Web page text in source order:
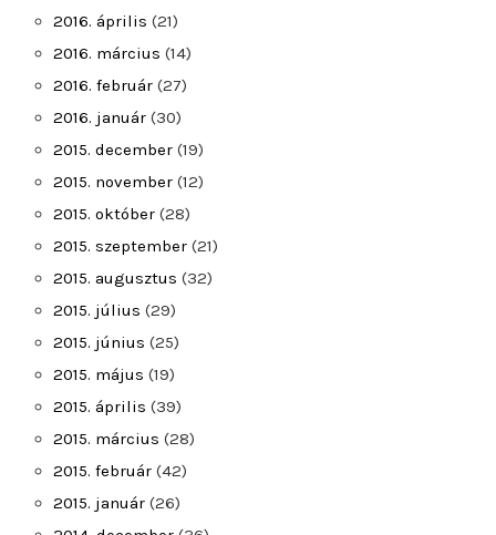
2016. április (21)
2016. március (14)
2016. február (27)
2016. január (30)
2015. december (19)
2015. november (12)
2015. október (28)
2015. szeptember (21)
2015. augusztus (32)
2015. július (29)
2015. június (25)
2015. május (19)
2015. április (39)
2015. március (28)
2015. február (42)
2015. január (26)